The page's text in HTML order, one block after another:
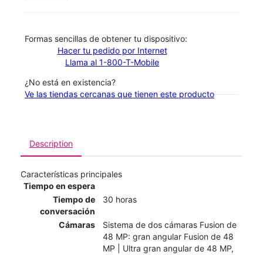
​​​​​​​Formas sencillas de obtener tu dispositivo:
Hacer tu pedido por Internet
Llama al 1-800-T-Mobile
¿No está en existencia?
Ve las tiendas cercanas que tienen este producto
Description
Características principales
Tiempo en espera
Tiempo de
conversación
30 horas
Cámaras
Sistema de dos cámaras Fusion de
48 MP: gran angular Fusion de 48
MP | Ultra gran angular de 48 MP,